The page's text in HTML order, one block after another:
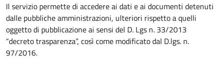
Il servizio permette di accedere ai dati e ai documenti detenuti
dalle pubbliche amministrazioni, ulteriori rispetto a quelli
oggetto di pubblicazione ai sensi del D. Lgs n. 33/2013
“decreto trasparenza”, così come modificato dal D.lgs. n.
97/2016.